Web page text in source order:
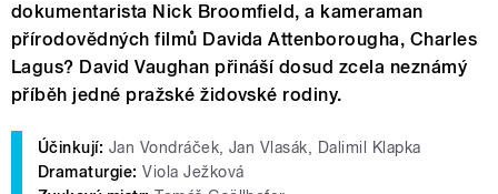
dokumentarista Nick Broomfield, a kameraman
přírodovědných filmů Davida Attenborougha, Charles
Lagus? David Vaughan přináší dosud zcela neznámý
příběh jedné pražské židovské rodiny.
Účinkují: Jan Vondráček, Jan Vlasák, Dalimil Klapka
Dramaturgie: Viola Ježková